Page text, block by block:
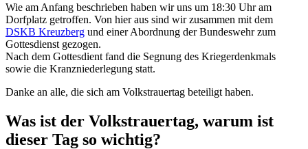
Wie am Anfang beschrieben haben wir uns um 18:30 Uhr am
Dorfplatz getroffen. Von hier aus sind wir zusammen mit dem
DSKB Kreuzberg und einer Abordnung der Bundeswehr zum
Gottesdienst gezogen.
Nach dem Gottesdient fand die Segnung des Kriegerdenkmals
sowie die Kranzniederlegung statt.
Danke an alle, die sich am Volkstrauertag beteiligt haben.
Was ist der Volkstrauertag, warum ist
dieser Tag so wichtig?